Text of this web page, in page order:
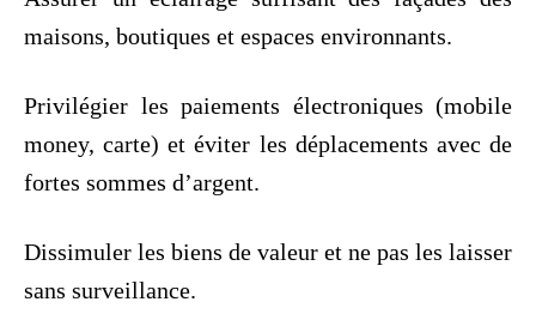
maisons, boutiques et espaces environnants.
Privilégier les paiements électroniques (mobile
money, carte) et éviter les déplacements avec de
fortes sommes d’argent.
Dissimuler les biens de valeur et ne pas les laisser
sans surveillance.